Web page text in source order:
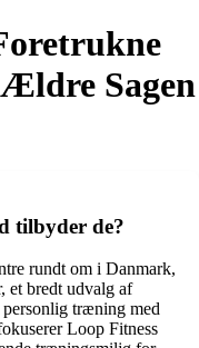
Sagen
tilbyder de?
rundt om i Danmark,
et bredt udvalg af
træning med
Loop Fitness